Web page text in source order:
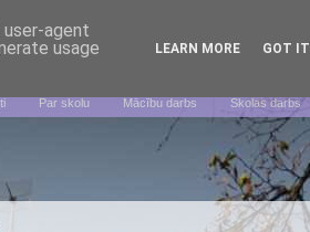
Par skolu Mācību darbs Skolas darbs
agent
usage
LEARN MORE GOT IT